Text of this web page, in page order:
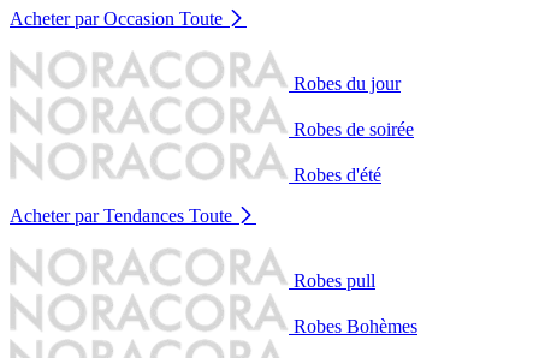
Acheter par Occasion Toute
Robes du jour
Robes de soirée
Robes d'été
Acheter par Tendances Toute
Robes pull
Robes Bohèmes